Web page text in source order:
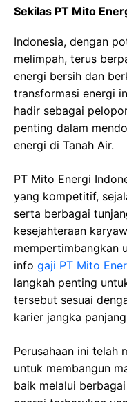
Sekilas PT Mito
Indonesia, dengan
melimpah, terus
energi bersih dan
transformasi energi
hadir sebagai
penting dalam
energi di Tanah Air.
PT Mito Energi
yang kompetitif,
serta berbagai
kesejahteraan
mempertimbangkan
info gaji PT Mito
langkah penting
tersebut sesuai
karier jangka
Perusahaan ini telah
untuk membangun
baik melalui